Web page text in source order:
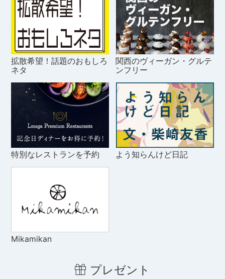
拡散希望！話題のおもしろ
ネタ
関西のヴィーガン・グルテ
ンフリー
特別なレストランを予約 よう知らんけど日記
Mikamikan
プレゼント